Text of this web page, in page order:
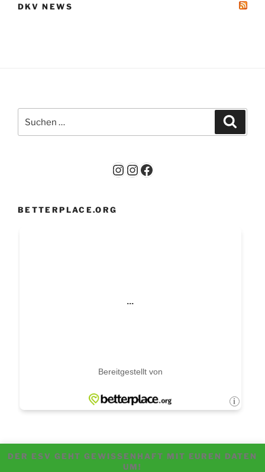
DKV NEWS
nach:
Instagram
Instagram
Facebook
BETTERPLACE.ORG
DER ESV GEHT GEWISSENHAFT MIT EUREN DATEN
UM!